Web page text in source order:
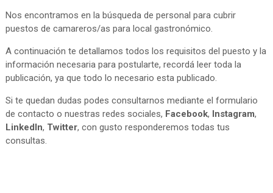
Nos encontramos en la búsqueda de personal para cubrir
puestos de camareros/as para local gastronómico.
A continuación te detallamos todos los requisitos del puesto y la
información necesaria para postularte, recordá leer toda la
publicación, ya que todo lo necesario esta publicado.
Si te quedan dudas podes consultarnos mediante el formulario
de contacto o nuestras redes sociales, Facebook, Instagram,
LinkedIn, Twitter, con gusto responderemos todas tus
consultas.